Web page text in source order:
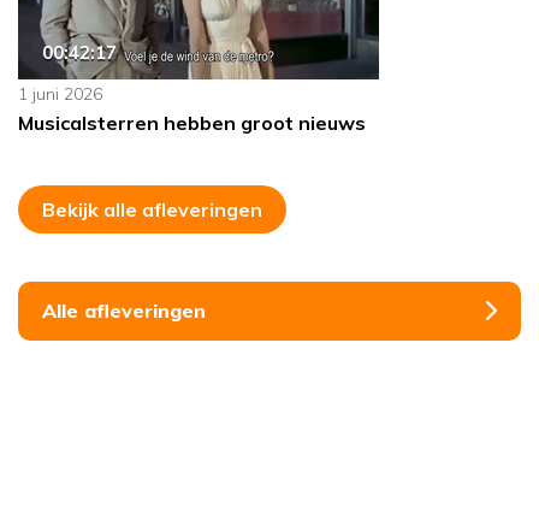
00:42:17
1 juni 2026
Musicalsterren hebben groot nieuws
Bekijk alle afleveringen
Alle afleveringen